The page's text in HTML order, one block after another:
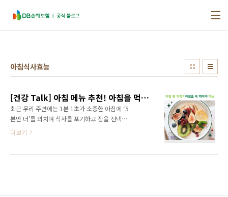
아침식사효능
[건강 Talk] 아침 메뉴 추천! 아침을 먹어야 하는 이유?
최근 우리 주변에는 1분 1초가 소중한 아침에 ‘5
분만 더’를 외치며 식사를 포기하고 잠을 선택하
는 경우가 많습니다. 그리고 우리나라 사람들의
더보기